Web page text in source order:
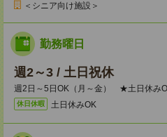
＜シニア向け施設＞
勤務曜日
週2～3 / 土日祝休
週2日～5日OK（月～金） ★土日休み
休日休暇 土日休みOK